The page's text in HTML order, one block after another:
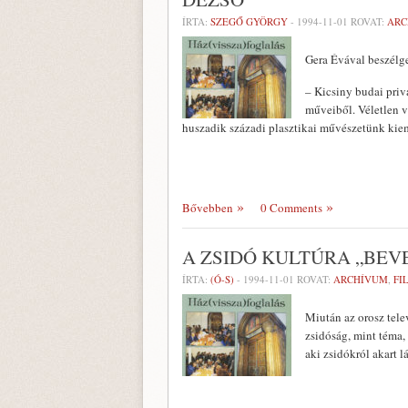
ÍRTA: SZEGŐ GYÖRGY - 1994-11-01 ROVAT:
Gera Évával
– Kicsiny budai
műveiből. Véletlen
huszadik századi plasztikai művészetünk
Bővebben 0 Comments
A ZSIDÓ KULTÚRA
ÍRTA: (Ó-S) - 1994-11-01 ROVAT: ARCHÍVUM,
Miután az orosz
zsidóság, mint
aki zsidókról akart